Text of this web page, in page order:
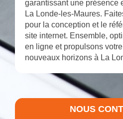
garantissant une présence
La Londe-les-Maures.
pour la conception et le
site internet. Ensemble,
en ligne et propulsons
nouveaux horizons à La
NOUS